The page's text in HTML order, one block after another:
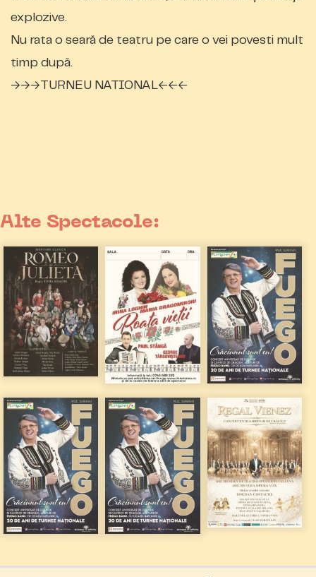
explozive.
Nu rata o seară de teatru pe care o vei povesti mult
timp după.
→→→TURNEU NATIONAL←←←
Alte Spectacole: